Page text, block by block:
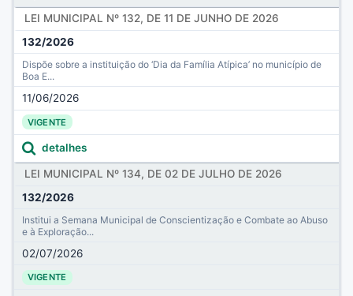
LEI MUNICIPAL Nº 132, DE 11 DE JUNHO DE 2026
132/2026
Dispõe sobre a instituição do ‘Dia da Família Atípica’ no município de
Boa E...
11/06/2026
VIGENTE
detalhes
LEI MUNICIPAL Nº 134, DE 02 DE JULHO DE 2026
132/2026
Institui a Semana Municipal de Conscientização e Combate ao Abuso
e à Exploração...
02/07/2026
VIGENTE